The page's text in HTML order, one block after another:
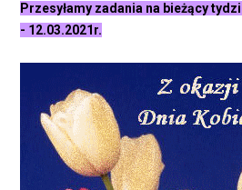
Przesyłamy zadania na bieżący
- 12.03.2021r.